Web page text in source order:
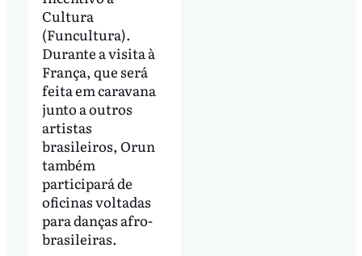
Cultura
(Funcultura).
Durante a visita à
França, que será
feita em caravana
junto a outros
artistas
brasileiros, Orun
também
participará de
oficinas voltadas
para danças afro-
brasileiras.